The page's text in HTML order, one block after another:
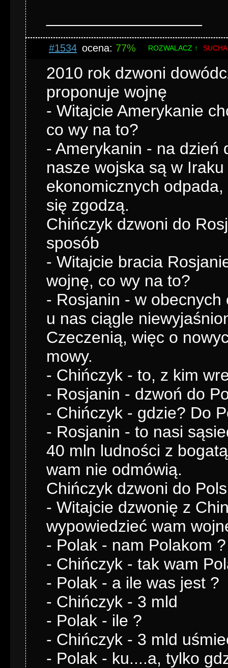
#1534 ocena: 77% ROZWALACZ ↑
2010 rok dzwoni
proponuje wojnę
- Witajcie Amerykanie
co wy na to?
- Amerykanin - na dzień
nasze wojska są w
ekonomicznych
się zgodzą.
Chińczyk dzwoni do
sposób
- Witajcie bracia
wojnę, co wy na to?
- Rosjanin - w
u nas ciągle
Czeczenią, więc o
mowy.
- Chińczyk - to, z kim
- Rosjanin - dzwoń do
- Chińczyk - gdzie? Do
- Rosjanin - to nasi
40 mln ludności z
wam nie odmówią.
Chińczyk dzwoni do
- Witajcie dzwonię z
wypowiedzieć wam
- Polak - nam Polakom ?
- Chińczyk - tak wam
- Polak - a ile was jest ?
- Chińczyk - 3 mld
- Polak - ile ?
- Chińczyk - 3 mld
- Polak - ku....a, tylko